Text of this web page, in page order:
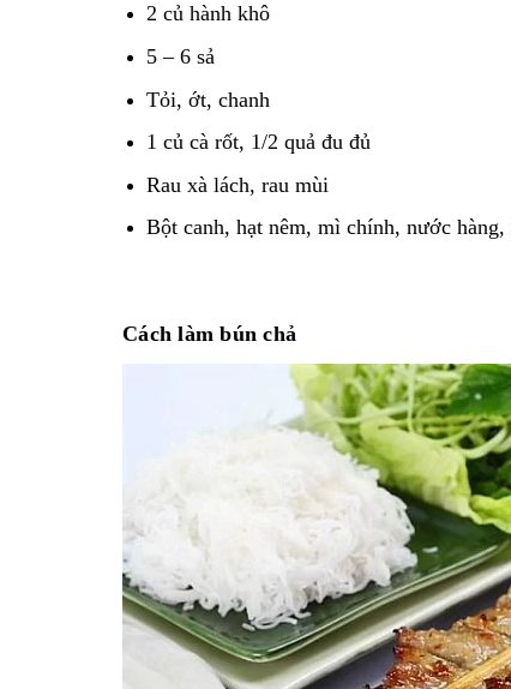
2 củ hành khô
5 – 6 sả
Tỏi, ớt, chanh
1 củ cà rốt, 1/2 quả đu đủ
Rau xà lách, rau mùi
Bột canh, hạt nêm, mì chính, nước hàng,
Cách làm bún chả